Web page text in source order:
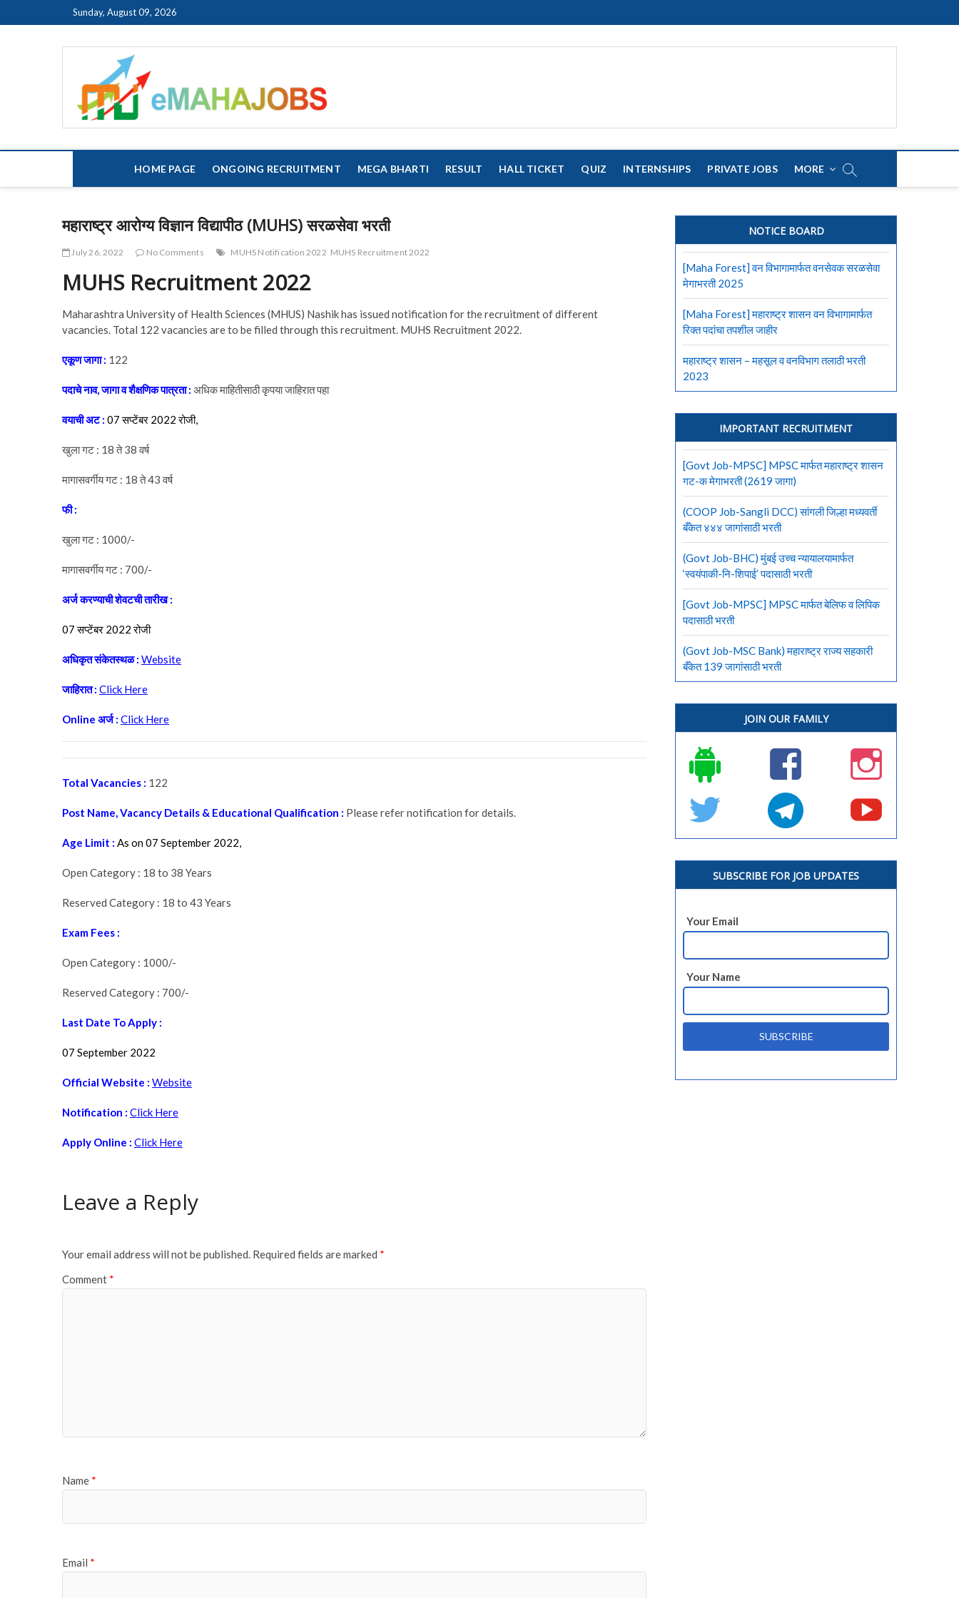
to
Sunday, August 09, 2026
HOME PAGE ONGOING RECRUITMENT MEGA BHARTI RESULT HALL TICKET QUIZ INTERNSHIPS PRIVATE JOBS MORE
महाराष्ट्र आरोग्य विज्ञान विद्यापीठ (MUHS) सरळसेवा भरती
July 26, 2022 No Comments MUHS Notification 2022 MUHS Recruitment 2022
MUHS Recruitment 2022
Maharashtra University of Health Sciences (MHUS) Nashik has issued notification for the recruitment of different
vacancies. Total 122 vacancies are to be filled through this recruitment. MUHS Recruitment 2022.
एकूण जागा : 122
पदाचे नाव, जागा व शैक्षणिक पात्रता : अधिक माहितीसाठी कृपया जाहिरात पहा
वयाची अट : 07 सप्टेंबर 2022 रोजी,
खुला गट : 18 ते 38 वर्ष
मागासवर्गीय गट : 18 ते 43 वर्ष
फी :
खुला गट : 1000/-
मागासवर्गीय गट : 700/-
अर्ज करण्याची शेवटची तारीख :
07 सप्टेंबर 2022 रोजी
अधिकृत संकेतस्थळ : Website
जाहिरात : Click Here
Online अर्ज : Click Here
Total Vacancies : 122
Post Name, Vacancy Details & Educational Qualification : Please refer notification for details.
Age Limit : As on 07 September 2022,
Open Category : 18 to 38 Years
Reserved Category : 18 to 43 Years
Exam Fees :
Open Category : 1000/-
Reserved Category : 700/-
Last Date To Apply :
07 September 2022
Official Website : Website
Notification : Click Here
Apply Online : Click Here
Leave a Reply
Your email address will not be published. Required fields are marked *
Comment *
Name *
Email *
NOTICE BOARD
[Maha Forest] वन विभागामार्फत वनसेवक सरळसेवा
मेगाभरती 2025
[Maha Forest] महाराष्ट्र शासन वन विभागामार्फत
रिक्त पदांचा तपशील जाहीर
महाराष्ट्र शासन – महसूल व वनविभाग तलाठी भरती
2023
IMPORTANT RECRUITMENT
[Govt Job-MPSC] MPSC मार्फत महाराष्ट्र शासन
गट-क मेगाभरती (2619 जागा)
(COOP Job-Sangli DCC) सांगली जिल्हा मध्यवर्ती
बँकेत ४४४ जागांसाठी भरती
(Govt Job-BHC) मुंबई उच्च न्यायालयामार्फत
‘स्वयंपाकी-नि-शिपाई’ पदासाठी भरती
[Govt Job-MPSC] MPSC मार्फत बेलिफ व लिपिक
पदासाठी भरती
(Govt Job-MSC Bank) महाराष्ट्र राज्य सहकारी
बँकेत 139 जागांसाठी भरती
JOIN OUR FAMILY
SUBSCRIBE FOR JOB UPDATES
Your Email
Your Name